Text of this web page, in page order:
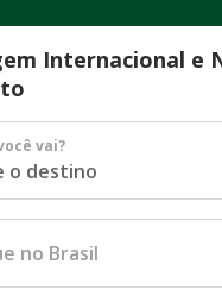
Internacional e
vai?